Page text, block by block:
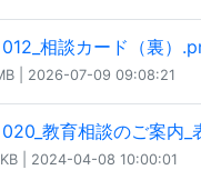
012_相談カード（裏）
| 2026-07-09 09:08:21
020_教育相談のご案内_
| 2024-04-08 10:00:01